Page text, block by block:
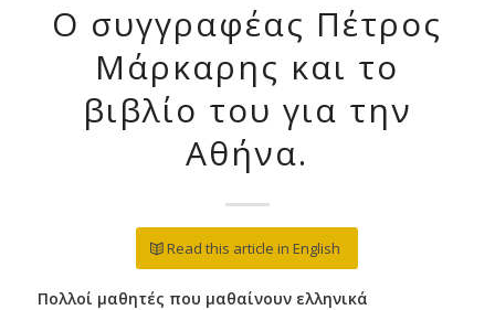
Ο συγγραφέας Πέτρος
Μάρκαρης και το
βιβλίο του για την
Αθήνα.
Read this article in English
Πολλοί μαθητές που μαθαίνουν ελληνικά